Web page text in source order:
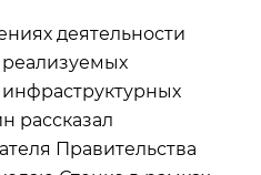
деятельности
рассказал
Правительства